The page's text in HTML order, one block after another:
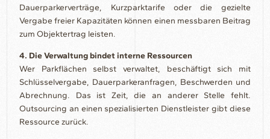
Dauerparkerverträge, Kurzparktarife oder die gezielte
Vergabe freier Kapazitäten können einen messbaren Beitrag
zum Objektertrag leisten.
4. Die Verwaltung bindet interne Ressourcen
Wer Parkflächen selbst verwaltet, beschäftigt sich mit
Schlüsselvergabe, Dauerparkeranfragen, Beschwerden und
Abrechnung. Das ist Zeit, die an anderer Stelle fehlt.
Outsourcing an einen spezialisierten Dienstleister gibt diese
Ressource zurück.